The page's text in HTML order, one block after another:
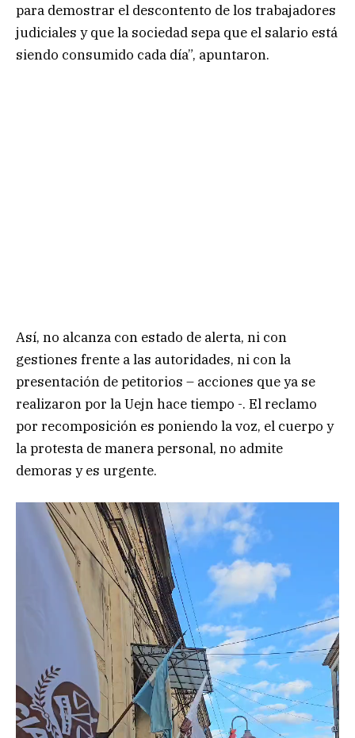
para demostrar el descontento de los trabajadores
judiciales y que la sociedad sepa que el salario está
siendo consumido cada día”, apuntaron.
Así, no alcanza con estado de alerta, ni con
gestiones frente a las autoridades, ni con la
presentación de petitorios – acciones que ya se
realizaron por la Uejn hace tiempo -. El reclamo
por recomposición es poniendo la voz, el cuerpo y
la protesta de manera personal, no admite
demoras y es urgente.